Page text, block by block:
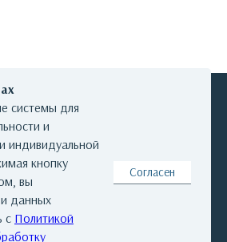
системы для
и
индивидуальной
кнопку
вы
данных
с Политикой
Согласен